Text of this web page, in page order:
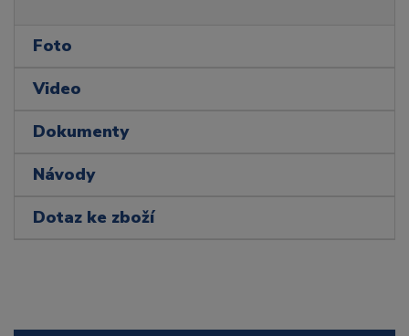
Foto
Video
Dokumenty
Návody
Dotaz ke zboží